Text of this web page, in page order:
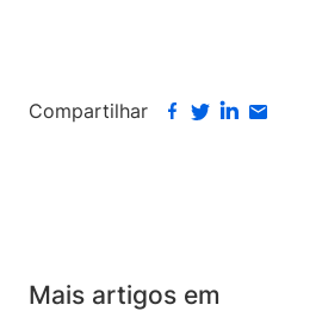
Compartilhar
Mais artigos em